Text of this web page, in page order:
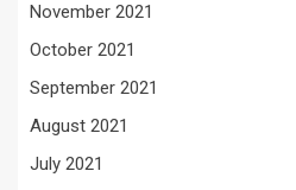
November 2021
October 2021
September 2021
August 2021
July 2021